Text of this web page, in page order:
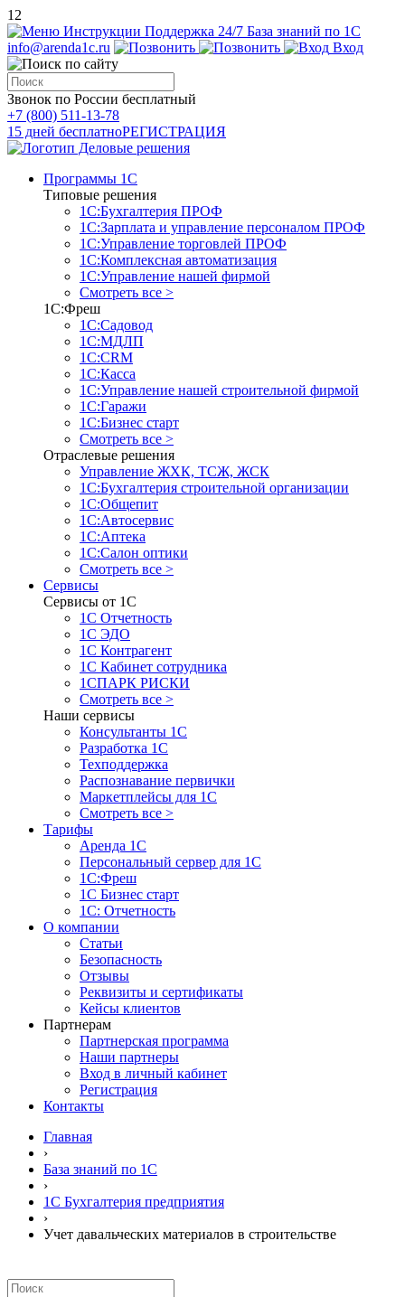
12
Инструкции Поддержка 24/7 База знаний по 1С
info@arenda1c.ru
Вход
Звонок по России бесплатный
+7 (800) 511-13-78
15 дней бесплатноРЕГИСТРАЦИЯ
Программы 1С
Типовые решения
1С:Бухгалтерия ПРОФ
1С:Зарплата и управление персоналом ПРОФ
1С:Управление торговлей ПРОФ
1С:Комплексная автоматизация
1С:Управление нашей фирмой
Смотреть все >
1С:Фреш
1С:Садовод
1С:МДЛП
1С:CRM
1С:Касса
1С:Управление нашей строительной фирмой
1С:Гаражи
1С:Бизнес старт
Смотреть все >
Отраслевые решения
Управление ЖХК, ТСЖ, ЖСК
1С:Бухгалтерия строительной организации
1С:Общепит
1С:Автосервис
1С:Аптека
1С:Салон оптики
Смотреть все >
Сервисы
Сервисы от 1С
1С Отчетность
1С ЭДО
1С Контрагент
1С Кабинет сотрудника
1СПАРК РИСКИ
Смотреть все >
Наши сервисы
Консультанты 1С
Разработка 1С
Техподдержка
Распознавание первички
Маркетплейсы для 1С
Смотреть все >
Тарифы
Аренда 1С
Персональный сервер для 1С
1С:Фреш
1С Бизнес старт
1С: Отчетность
О компании
Статьи
Безопасность
Отзывы
Реквизиты и сертификаты
Кейсы клиентов
Партнерам
Партнерская программа
Наши партнеры
Вход в личный кабинет
Регистрация
Контакты
Главная
›
База знаний по 1С
›
1С Бухгалтерия предприятия
›
Учет давальческих материалов в строительстве